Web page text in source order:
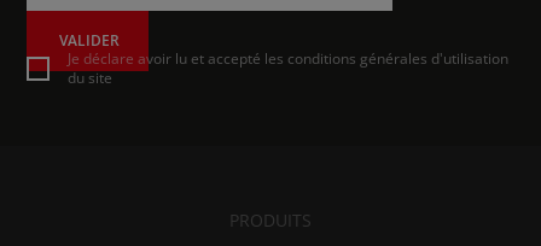
VALIDER
Je déclare avoir lu et accepté les conditions générales d'utilisation
du site
PRODUITS